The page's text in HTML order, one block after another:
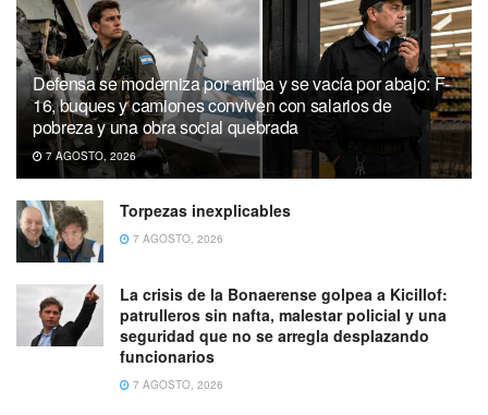
Defensa se moderniza por arriba y se vacía por abajo: F-
16, buques y camiones conviven con salarios de
pobreza y una obra social quebrada
7 AGOSTO, 2026
Torpezas inexplicables
7 AGOSTO, 2026
La crisis de la Bonaerense golpea a Kicillof:
patrulleros sin nafta, malestar policial y una
seguridad que no se arregla desplazando
funcionarios
7 AGOSTO, 2026